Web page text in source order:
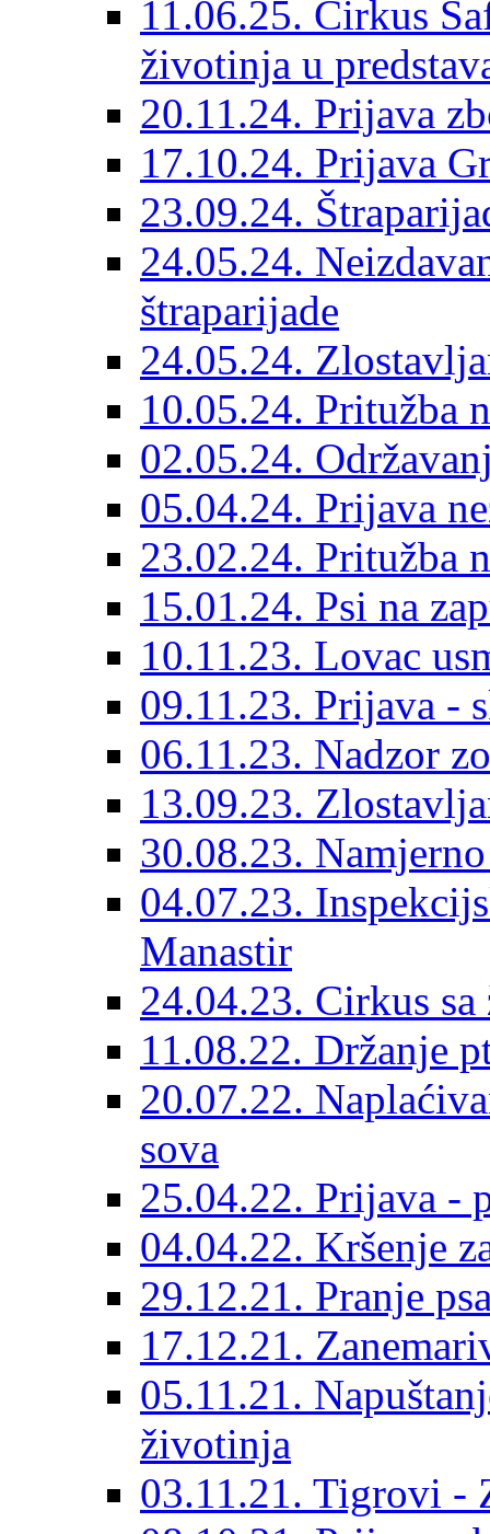
11.06.25. Cirkus
životinja u
20.11.24. Prijava
17.10.24. Prijava
23.09.24.
24.05.24.
štraparijade
24.05.24.
10.05.24. Pritužba
02.05.24.
05.04.24. Prijava
23.02.24. Pritužba
15.01.24. Psi na
10.11.23. Lovac
09.11.23. Prijava -
06.11.23. Nadzor
13.09.23.
30.08.23.
04.07.23.
Manastir
24.04.23. Cirkus
11.08.22. Držanje
20.07.22.
sova
25.04.22. Prijava -
04.04.22. Kršenje
29.12.21. Pranje
17.12.21.
05.11.21.
životinja
03.11.21. Tigrovi -